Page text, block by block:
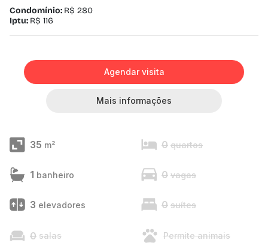
Condomínio: R$ 280
Iptu: R$ 116
Agendar visita
Mais informações
35 m² 0 quartos
1 banheiro 0 vagas
3 elevadores 0 suítes
0 salas Permite animais